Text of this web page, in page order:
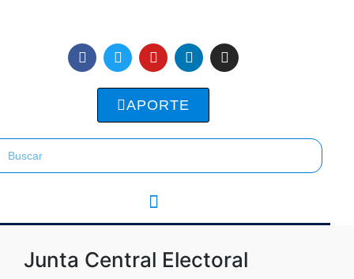
APORTE
Junta Central Electoral